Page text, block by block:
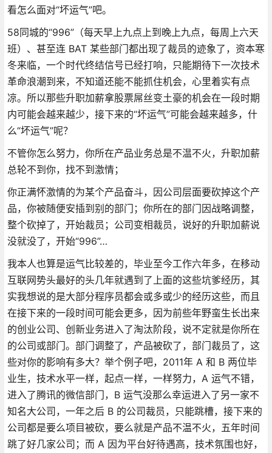
看怎么面对“坏运气”吧。
58同城的“996”（每天早上九点上到晚上九点，每周上六天
班）、甚至连 BAT 某些部门都出现了裁员的迹象了，资本寒
冬来临，一个时代终结信号已经打响，只能期待下一次技术
革命浪潮到来，不知道还能不能抓住机会，心里着实有点
凉。所以那些升职加薪拿股票屌丝变土豪的机会在一段时期
内可能会越来越少，接下来的“坏运气”可能会越来越多，什
么“坏运气”呢？
不管你怎么努力，你所在产品业务总是不温不火，升职加薪
总轮不到你，找不到激情；
你正满怀激情的为某个产品奋斗，因公司层面要砍掉这个产
品，你被随便安插到别的部门；你所在的部门因战略调整，
整个砍掉了，开始裁员；公司变相裁员，说好的升职加薪说
没就没了，开始“996”…
我本人也算是运气比较差的，毕业至今工作六年多，在移动
互联网势头最好的头几年就遇到了上面的这些坑爹经历，其
实我想说的是大部分程序员都会或多或少的经历这些，而且
在接下来的一段时间可能会更多，因为前些年野蛮生长出来
的创业公司、创新业务进入了淘汰阶段，说不定就是你所在
的公司或部门。部门调整了，产品被砍了，部门裁员了，这
些对你的影响有多大？举个例子吧，2011年 A 和 B 两位毕
业生，技术水平一样，起点一样，一样努力，A 运气不错，
进入了腾讯的微信部门，B 运气没那么幸运进入了另一家不
知名大公司，一年之后 B 的公司裁员，只能跳槽，接下来的
公司都是要么项目被砍，要么就是产品不温不火，五年时间
跳了好几家公司；而 A 因为平台好待遇高，技术氛围也好，